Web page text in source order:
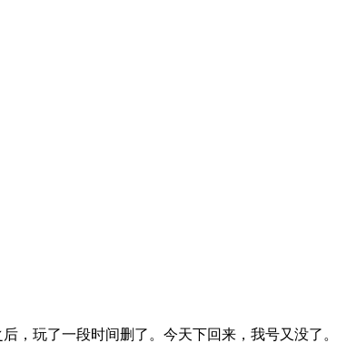
，玩了一段时间删了。今天下回来，我号又没了。